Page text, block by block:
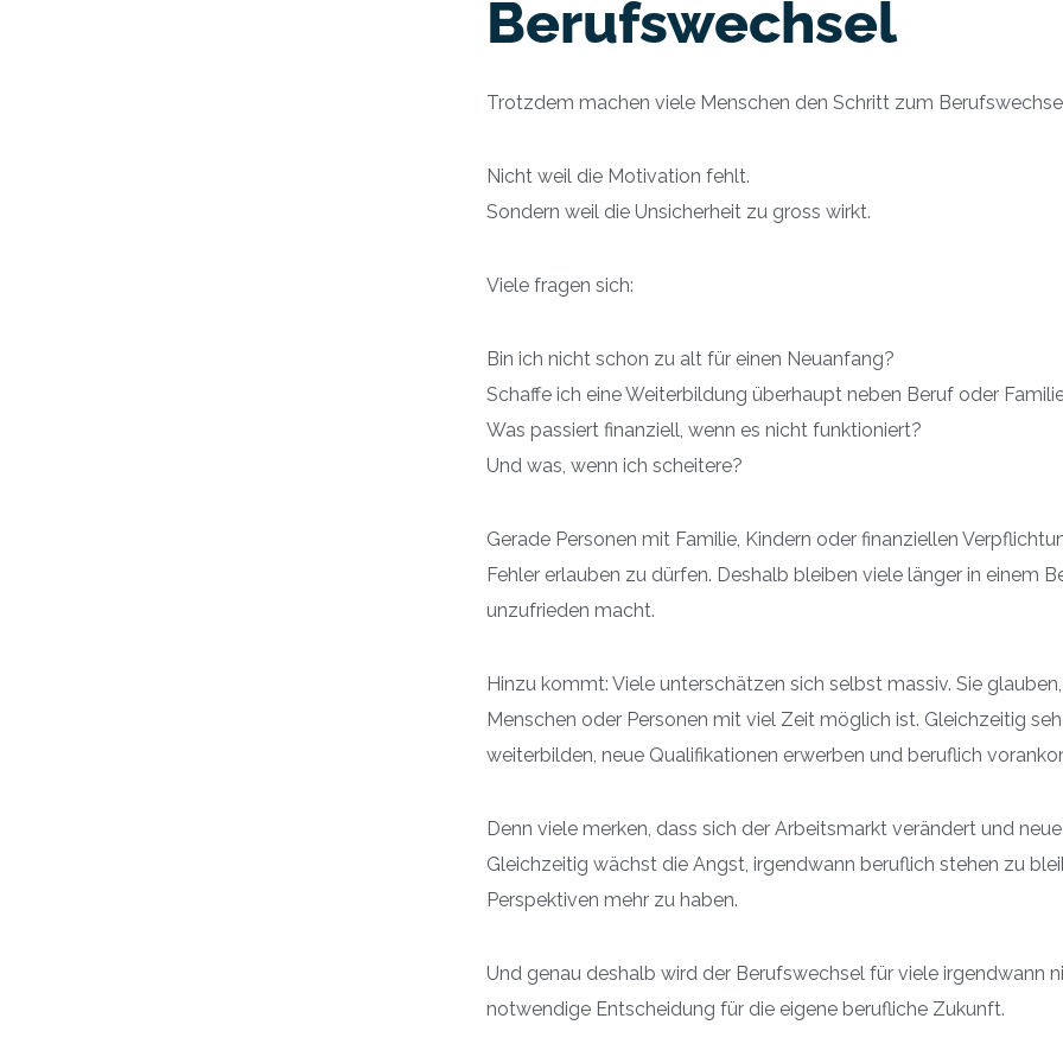
Berufswechsel
Trotzdem machen viele Menschen den Schritt zum
Nicht weil die Motivation fehlt.
Sondern weil die Unsicherheit zu gross wirkt.
Viele fragen sich:
Bin ich nicht schon zu alt für einen Neuanfang?
Schaffe ich eine Weiterbildung überhaupt neben Beruf oder
Was passiert finanziell, wenn es nicht funktioniert?
Und was, wenn ich scheitere?
Gerade Personen mit Familie, Kindern oder finanziellen
Fehler erlauben zu dürfen. Deshalb bleiben viele länger in einem
unzufrieden macht.
Hinzu kommt: Viele unterschätzen sich selbst massiv. Sie
Menschen oder Personen mit viel Zeit möglich ist. Gleichzeitig
weiterbilden, neue Qualifikationen erwerben und beruflich
Denn viele merken, dass sich der Arbeitsmarkt verändert und
Gleichzeitig wächst die Angst, irgendwann beruflich stehen zu
Perspektiven mehr zu haben.
Und genau deshalb wird der Berufswechsel für viele irgendwann
notwendige Entscheidung für die eigene berufliche Zukunft.